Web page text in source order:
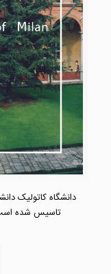
تاسیس شده است . این